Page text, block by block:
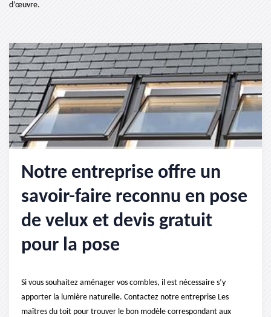
d’œuvre.
Notre entreprise offre un
savoir-faire reconnu en pose
de velux et devis gratuit
pour la pose
Si vous souhaitez aménager vos combles, il est nécessaire s’y
apporter la lumière naturelle. Contactez notre entreprise Les
maîtres du toit pour trouver le bon modèle correspondant aux